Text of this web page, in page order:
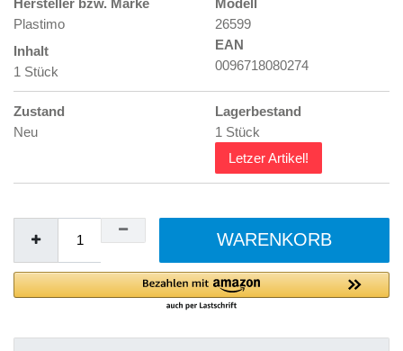
Plastimo
Inhalt
1 Stück
26599
EAN
0096718080274
Zustand
Neu
Lagerbestand
1 Stück
Letzer Artikel!
WARENKORB